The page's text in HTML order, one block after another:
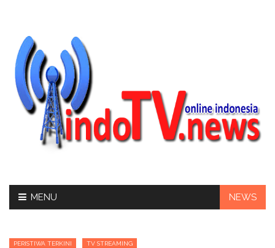
MENU NEWS
PERISTIWA TERKINI TV STREAMING